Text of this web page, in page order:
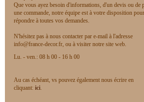
Que vous ayez besoin d'informations, d'un devis ou de
une commande, notre équipe est à votre disposition pour
répondre à toutes vos demandes.
N'hésitez pas à nous contacter par e-mail à l'adresse
info@france-decor.fr, ou à visiter notre site web.
Lu. - ven.: 08 h 00 - 16 h 00
Au cas échéant, vs pouvez également nous écrire en
cliquant: ici.